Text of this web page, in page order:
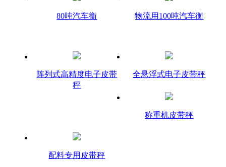
80吨汽车衡 物流用100吨汽车衡
阵列式高精度电子皮带
秤
全悬浮式电子皮带秤
称重机皮带秤
配料专用皮带秤